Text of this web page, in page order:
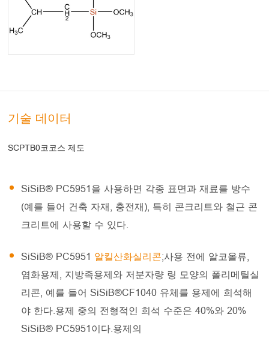
기술 데이터
SCPTB0코코스 제도
SiSiB® PC5951을 사용하면 각종 표면과 재료를 방수
(예를 들어 건축 자재, 충전재), 특히 콘크리트와 철근 콘
크리트에 사용할 수 있다.
SiSiB® PC5951 알킬산화실리콘;사용 전에 알코올류,
염화용제, 지방족용제와 저분자량 링 모양의 폴리메틸실
리콘, 예를 들어 SiSiB®CF1040 유체를 용제에 희석해
야 한다.용제 중의 전형적인 희석 수준은 40%와 20%
SiSiB® PC5951이다.용제의